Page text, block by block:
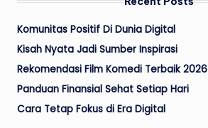
Komunitas Positif Di Dunia Digital
Kisah Nyata Jadi Sumber Inspirasi
Rekomendasi Film Komedi Terbaik 2026
Panduan Finansial Sehat Setiap Hari
Cara Tetap Fokus di Era Digital